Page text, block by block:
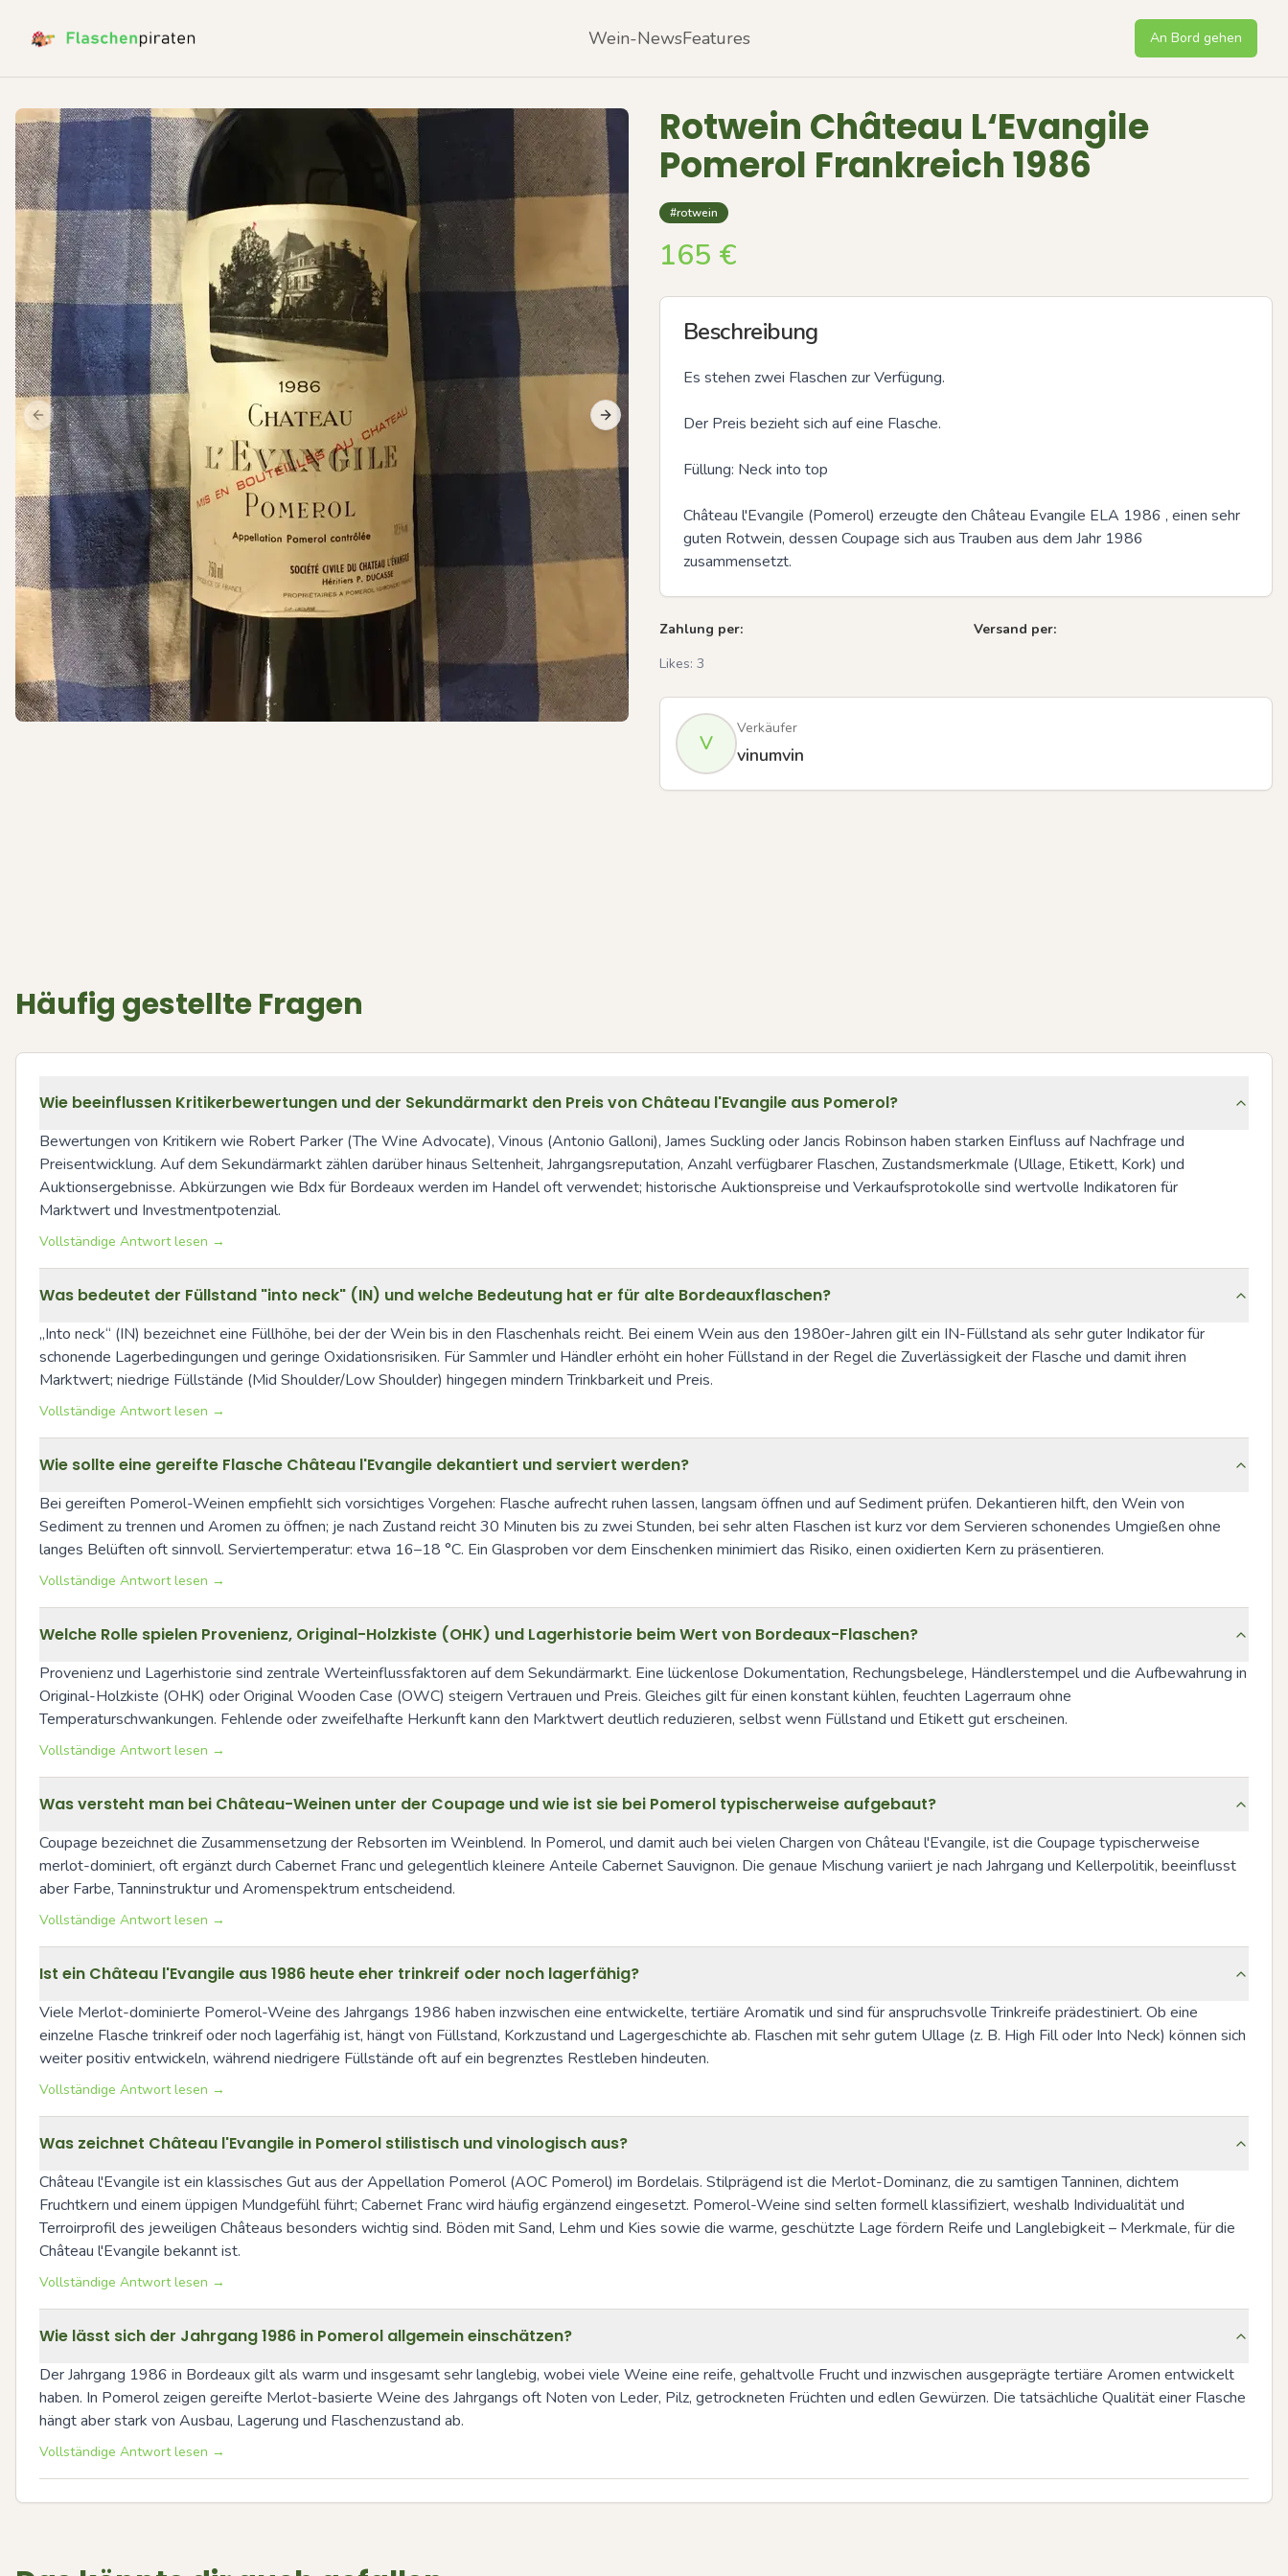
Wein-NewsFeatures An Bord gehen
Previous slide Next slide Previous slide
Rotwein Château L‘Evangile
Pomerol Frankreich 1986
#rotwein
165 €
Beschreibung
Es stehen zwei Flaschen zur Verfügung.
Der Preis bezieht sich auf eine Flasche.
Füllung: Neck into top
Château l'Evangile (Pomerol) erzeugte den Château Evangile ELA 1986 , einen sehr
guten Rotwein, dessen Coupage sich aus Trauben aus dem Jahr 1986
zusammensetzt.
Zahlung per:
Versand per:
Likes: 3
V
Verkäufer
vinumvin
Häufig gestellte Fragen
Wie beeinflussen Kritikerbewertungen und der Sekundärmarkt den Preis von Château l'Evangile aus Pomerol?
Bewertungen von Kritikern wie Robert Parker (The Wine Advocate), Vinous (Antonio Galloni), James Suckling oder Jancis Robinson haben starken Einfluss auf Nachfrage und
Preisentwicklung. Auf dem Sekundärmarkt zählen darüber hinaus Seltenheit, Jahrgangsreputation, Anzahl verfügbarer Flaschen, Zustandsmerkmale (Ullage, Etikett, Kork) und
Auktionsergebnisse. Abkürzungen wie Bdx für Bordeaux werden im Handel oft verwendet; historische Auktionspreise und Verkaufsprotokolle sind wertvolle Indikatoren für
Marktwert und Investmentpotenzial.
Vollständige Antwort lesen →
Was bedeutet der Füllstand "into neck" (IN) und welche Bedeutung hat er für alte Bordeauxflaschen?
„Into neck“ (IN) bezeichnet eine Füllhöhe, bei der der Wein bis in den Flaschenhals reicht. Bei einem Wein aus den 1980er-Jahren gilt ein IN-Füllstand als sehr guter Indikator für
schonende Lagerbedingungen und geringe Oxidationsrisiken. Für Sammler und Händler erhöht ein hoher Füllstand in der Regel die Zuverlässigkeit der Flasche und damit ihren
Marktwert; niedrige Füllstände (Mid Shoulder/Low Shoulder) hingegen mindern Trinkbarkeit und Preis.
Vollständige Antwort lesen →
Wie sollte eine gereifte Flasche Château l'Evangile dekantiert und serviert werden?
Bei gereiften Pomerol-Weinen empfiehlt sich vorsichtiges Vorgehen: Flasche aufrecht ruhen lassen, langsam öffnen und auf Sediment prüfen. Dekantieren hilft, den Wein von
Sediment zu trennen und Aromen zu öffnen; je nach Zustand reicht 30 Minuten bis zu zwei Stunden, bei sehr alten Flaschen ist kurz vor dem Servieren schonendes Umgießen ohne
langes Belüften oft sinnvoll. Serviertemperatur: etwa 16–18 °C. Ein Glasproben vor dem Einschenken minimiert das Risiko, einen oxidierten Kern zu präsentieren.
Vollständige Antwort lesen →
Welche Rolle spielen Provenienz, Original-Holzkiste (OHK) und Lagerhistorie beim Wert von Bordeaux-Flaschen?
Provenienz und Lagerhistorie sind zentrale Werteinflussfaktoren auf dem Sekundärmarkt. Eine lückenlose Dokumentation, Rechungsbelege, Händlerstempel und die Aufbewahrung in
Original-Holzkiste (OHK) oder Original Wooden Case (OWC) steigern Vertrauen und Preis. Gleiches gilt für einen konstant kühlen, feuchten Lagerraum ohne
Temperaturschwankungen. Fehlende oder zweifelhafte Herkunft kann den Marktwert deutlich reduzieren, selbst wenn Füllstand und Etikett gut erscheinen.
Vollständige Antwort lesen →
Was versteht man bei Château-Weinen unter der Coupage und wie ist sie bei Pomerol typischerweise aufgebaut?
Coupage bezeichnet die Zusammensetzung der Rebsorten im Weinblend. In Pomerol, und damit auch bei vielen Chargen von Château l'Evangile, ist die Coupage typischerweise
merlot-dominiert, oft ergänzt durch Cabernet Franc und gelegentlich kleinere Anteile Cabernet Sauvignon. Die genaue Mischung variiert je nach Jahrgang und Kellerpolitik, beeinflusst
aber Farbe, Tanninstruktur und Aromenspektrum entscheidend.
Vollständige Antwort lesen →
Ist ein Château l'Evangile aus 1986 heute eher trinkreif oder noch lagerfähig?
Viele Merlot-dominierte Pomerol-Weine des Jahrgangs 1986 haben inzwischen eine entwickelte, tertiäre Aromatik und sind für anspruchsvolle Trinkreife prädestiniert. Ob eine
einzelne Flasche trinkreif oder noch lagerfähig ist, hängt von Füllstand, Korkzustand und Lagergeschichte ab. Flaschen mit sehr gutem Ullage (z. B. High Fill oder Into Neck) können sich
weiter positiv entwickeln, während niedrigere Füllstände oft auf ein begrenztes Restleben hindeuten.
Vollständige Antwort lesen →
Was zeichnet Château l'Evangile in Pomerol stilistisch und vinologisch aus?
Château l'Evangile ist ein klassisches Gut aus der Appellation Pomerol (AOC Pomerol) im Bordelais. Stilprägend ist die Merlot-Dominanz, die zu samtigen Tanninen, dichtem
Fruchtkern und einem üppigen Mundgefühl führt; Cabernet Franc wird häufig ergänzend eingesetzt. Pomerol-Weine sind selten formell klassifiziert, weshalb Individualität und
Terroirprofil des jeweiligen Châteaus besonders wichtig sind. Böden mit Sand, Lehm und Kies sowie die warme, geschützte Lage fördern Reife und Langlebigkeit – Merkmale, für die
Château l'Evangile bekannt ist.
Vollständige Antwort lesen →
Wie lässt sich der Jahrgang 1986 in Pomerol allgemein einschätzen?
Der Jahrgang 1986 in Bordeaux gilt als warm und insgesamt sehr langlebig, wobei viele Weine eine reife, gehaltvolle Frucht und inzwischen ausgeprägte tertiäre Aromen entwickelt
haben. In Pomerol zeigen gereifte Merlot-basierte Weine des Jahrgangs oft Noten von Leder, Pilz, getrockneten Früchten und edlen Gewürzen. Die tatsächliche Qualität einer Flasche
hängt aber stark von Ausbau, Lagerung und Flaschenzustand ab.
Vollständige Antwort lesen →